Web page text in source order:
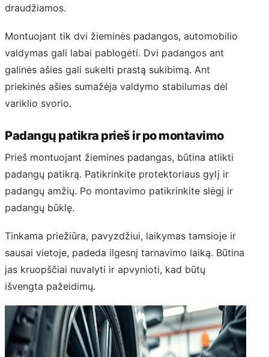
draudžiamos.
Montuojant tik dvi žieminės padangos, automobilio
valdymas gali labai pablogėti. Dvi padangos ant
galinės ašies gali sukelti prastą sukibimą. Ant
priekinės ašies sumažėja valdymo stabilumas dėl
variklio svorio.
Padangų patikra prieš ir po montavimo
Prieš montuojant žiemines padangas, būtina atlikti
padangų patikrą. Patikrinkite protektoriaus gylį ir
padangų amžių. Po montavimo patikrinkite slėgį ir
padangų būklę.
Tinkama priežiūra, pavyzdžiui, laikymas tamsioje ir
sausai vietoje, padeda ilgesnį tarnavimo laiką. Būtina
jas kruopščiai nuvalyti ir apvynioti, kad būtų
išvengta pažeidimų.